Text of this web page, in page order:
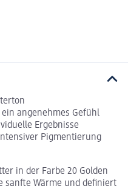
angenehmes Gefühl
Ergebnisse
Pigmentierung
in der Farbe 20 Golden
sanfte Wärme und definiert